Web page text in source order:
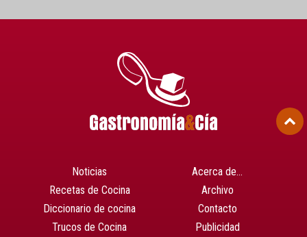
Noticias
Recetas de Cocina
Diccionario de cocina
Trucos de Cocina
Acerca de…
Archivo
Contacto
Publicidad